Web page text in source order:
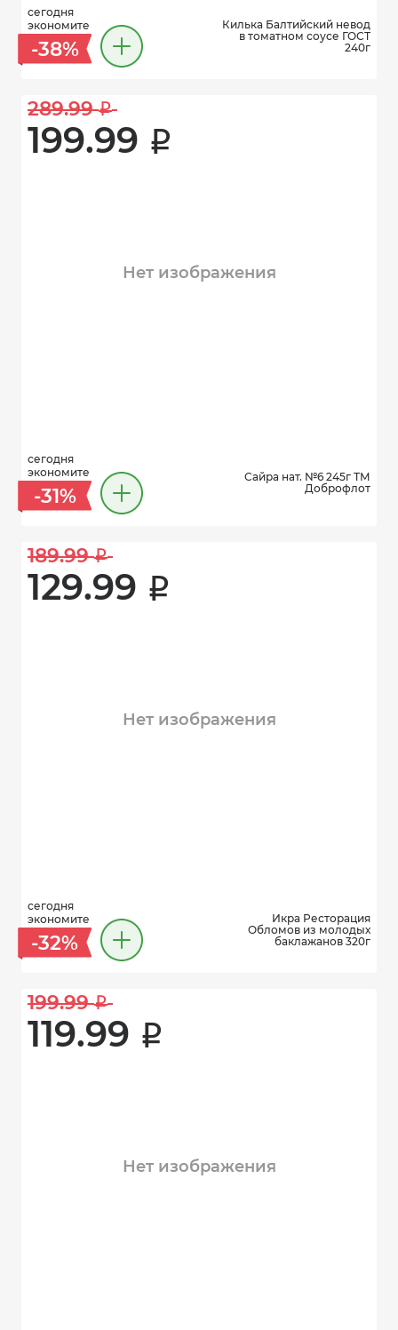
сегодня
экономите
-38%
Килька Балтийский невод
в томатном соусе ГОСТ
240г
289.99 i
199.99 i
Нет изображения
сегодня
экономите
-31%
Сайра нат. №6 245г ТМ
Доброфлот
189.99 i
129.99 i
Нет изображения
сегодня
экономите
-32%
Икра Ресторация
Обломов из молодых
баклажанов 320г
199.99 i
119.99 i
Нет изображения